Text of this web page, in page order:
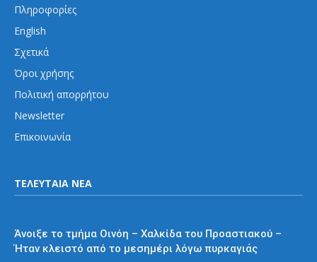
Πληροφορίες
English
Σχετικά
Όροι χρήσης
Πολιτική απορρήτου
Newsletter
Επικοινωνία
ΤΕΛΕΥΤΑΙΑ ΝΕΑ
Άνοιξε το τμήμα Οινόη – Χαλκίδα του Προαστιακού –
Ήταν κλειστό από το μεσημέρι λόγω πυρκαγιάς